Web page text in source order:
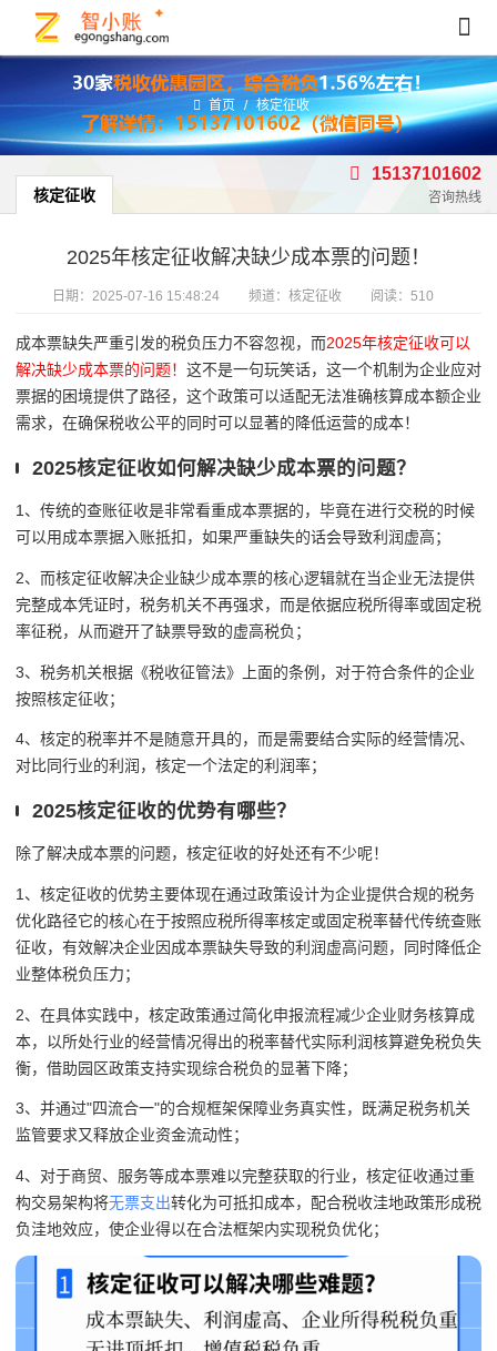
首页 / 核定征收
核定征收
15137101602
咨询热线
2025年核定征收解决缺少成本票的问题！
日期： 2025-07-16 15:48:24 频道： 核定征收 阅读：510
成本票缺失严重引发的税负压力不容忽视，而2025年核定征收可以
解决缺少成本票的问题！ 这不是一句玩笑话，这一个机制为企业应对
票据的困境提供了路径，这个政策可以适配无法准确核算成本额企业
需求，在确保税收公平的同时可以显著的降低运营的成本！
2025核定征收如何解决缺少成本票的问题？
1、传统的查账征收是非常看重成本票据的，毕竟在进行交税的时候
可以用成本票据入账抵扣，如果严重缺失的话会导致利润虚高；
2、而核定征收解决企业缺少成本票的核心逻辑就在当企业无法提供
完整成本凭证时，税务机关不再强求，而是依据应税所得率或固定税
率征税，从而避开了缺票导致的虚高税负；
3、税务机关根据《税收征管法》上面的条例，对于符合条件的企业
按照核定征收；
4、核定的税率并不是随意开具的，而是需要结合实际的经营情况、
对比同行业的利润，核定一个法定的利润率；
2025核定征收的优势有哪些？
除了解决成本票的问题，核定征收的好处还有不少呢！
1、核定征收的优势主要体现在通过政策设计为企业提供合规的税务
优化路径它的核心在于按照应税所得率核定或固定税率替代传统查账
征收，有效解决企业因成本票缺失导致的利润虚高问题，同时降低企
业整体税负压力；
2、在具体实践中，核定政策通过简化申报流程减少企业财务核算成
本，以所处行业的经营情况得出的税率替代实际利润核算避免税负失
衡，借助园区政策支持实现综合税负的显著下降；
3、并通过"四流合一"的合规框架保障业务真实性，既满足税务机关
监管要求又释放企业资金流动性；
4、对于商贸、服务等成本票难以完整获取的行业，核定征收通过重
构交易架构将无票支出转化为可抵扣成本，配合税收洼地政策形成税
负洼地效应，使企业得以在合法框架内实现税负优化；